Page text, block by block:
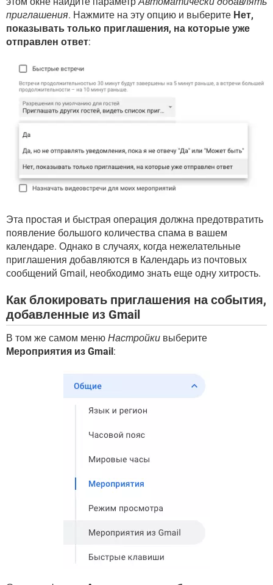
приглашения. Нажмите на эту опцию и выберите Нет,
показывать только приглашения, на которые уже
отправлен ответ:
Эта простая и быстрая операция должна предотвратить
появление большого количества спама в вашем
календаре. Однако в случаях, когда нежелательные
приглашения добавляются в Календарь из почтовых
сообщений Gmail, необходимо знать еще одну хитрость.
Как блокировать приглашения на события,
добавленные из Gmail
В том же самом меню Настройки выберите
Мероприятия из Gmail: